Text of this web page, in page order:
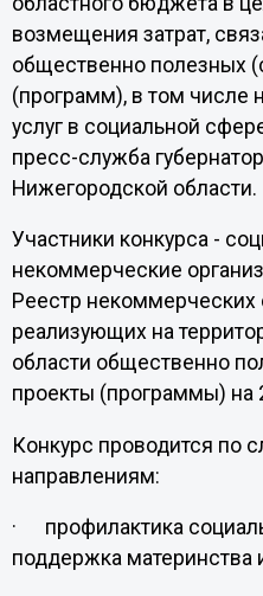
возмещения затрат,
общественно полезных
(программ), в том числе
услуг в социальной
пресс-служба
Нижегородской области.
Участники конкурса -
некоммерческие
Реестр некоммерческих
реализующих на
области общественно
проекты (программы) на
Конкурс проводится по
направлениям:
· профилактика
поддержка материнства